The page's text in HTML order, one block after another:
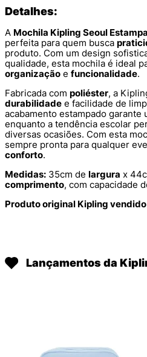
Detalhes:
A Mochila Kipling Seoul
perfeita para quem busca
produto. Com um design
qualidade, esta mochila é ideal
organização e funcionalidade.
Fabricada com poliéster, a
durabilidade e facilidade de
acabamento estampado garante
enquanto a tendência escolar
diversas ocasiões. Com esta
sempre pronta para qualquer
conforto.
Medidas: 35cm de largura x
comprimento, com capacidade
Produto original Kipling
Lançamentos da